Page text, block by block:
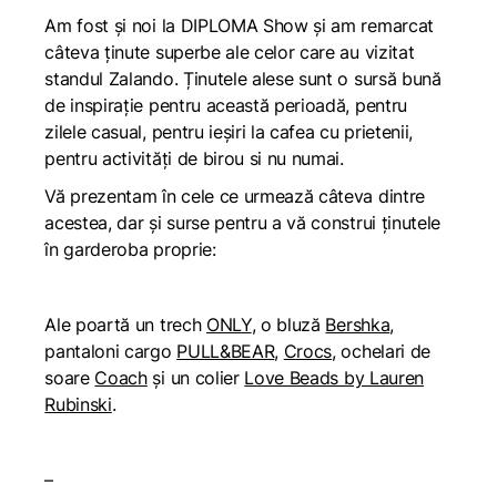
Am fost și noi la DIPLOMA Show și am remarcat
câteva ținute superbe ale celor care au vizitat
standul Zalando. Ținutele alese sunt o sursă bună
de inspirație pentru această perioadă, pentru
zilele casual, pentru ieșiri la cafea cu prietenii,
pentru activități de birou si nu numai.
Vă prezentam în cele ce urmează câteva dintre
acestea, dar și surse pentru a vă construi ținutele
în garderoba proprie:
Ale poartă un trech ONLY, o bluză Bershka,
pantaloni cargo PULL&BEAR, Crocs, ochelari de
soare Coachși un colier Love Beads by Lauren
Rubinski.
–